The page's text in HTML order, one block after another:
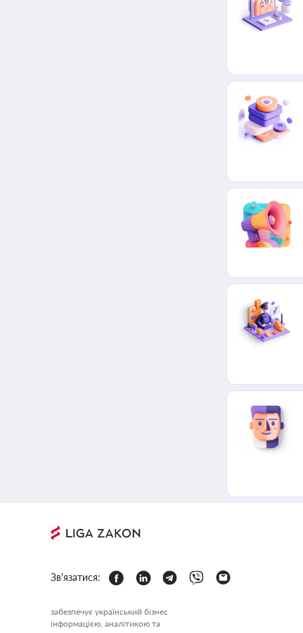
Зв'язатися:
забезпечує український бізнес
інформацією, аналітикою та